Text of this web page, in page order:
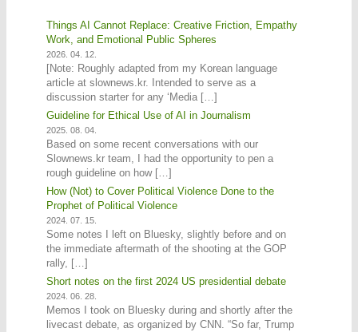
Things AI Cannot Replace: Creative Friction, Empathy
Work, and Emotional Public Spheres
2026. 04. 12.
[Note: Roughly adapted from my Korean language
article at slownews.kr. Intended to serve as a
discussion starter for any ‘Media […]
Guideline for Ethical Use of AI in Journalism
2025. 08. 04.
Based on some recent conversations with our
Slownews.kr team, I had the opportunity to pen a
rough guideline on how […]
How (Not) to Cover Political Violence Done to the
Prophet of Political Violence
2024. 07. 15.
Some notes I left on Bluesky, slightly before and on
the immediate aftermath of the shooting at the GOP
rally, […]
Short notes on the first 2024 US presidential debate
2024. 06. 28.
Memos I took on Bluesky during and shortly after the
livecast debate, as organized by CNN. “So far, Trump